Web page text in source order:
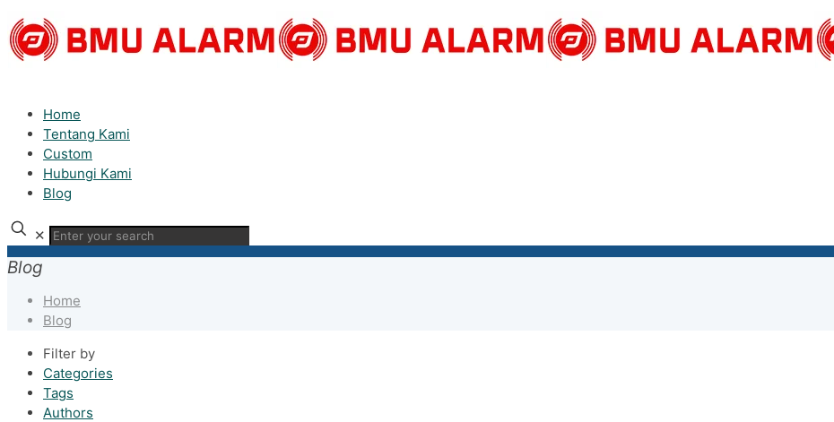
Home
Tentang Kami
Custom
Hubungi Kami
Blog
✕
Blog
Home
Blog
Filter by
Categories
Tags
Authors